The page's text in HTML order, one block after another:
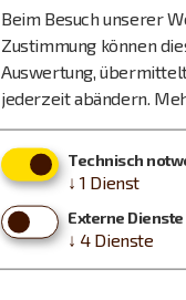
Beim Besuch unserer
Zustimmung können
Auswertung,
jederzeit abändern.
Technisch
↓ 1 Dienst
Externe Dienste
↓ 4 Dienste